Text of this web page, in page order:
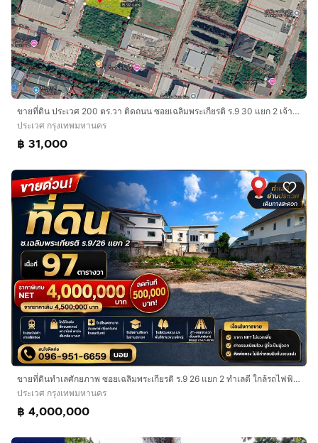
ขายที่ดิน ประเวศ 200 ตร.วา ติดถนน ซอยเฉลิมพระเกียรติ ร.9 30 แยก 2 เจ้าของขายเอง
ประเวศ กรุงเทพมหานคร
฿ 31,000
ขายที่ดินทำเลศักยภาพ ซอยเฉลิมพระเกียรติ ร.9 26 แยก 2 ทำเลดี ใกล้รถไฟฟ้า เดินทางสะดวก ราคาปรับลด 500,000 บาท
ประเวศ กรุงเทพมหานคร
฿ 4,000,000